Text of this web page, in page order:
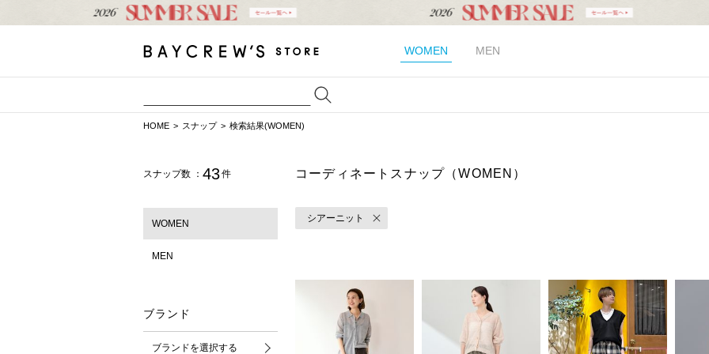
WOMEN MEN
HOME スナップ 検索結果(WOMEN)
スナップ数 ： 43件
WOMEN
MEN
ブランド
ブランドを選択する
コーディネートスナップ（WOMEN）
シアーニット